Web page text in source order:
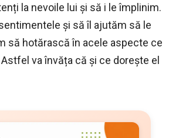
la nevoile lui și să i le împlinim.
și să îl ajutăm să le
să hotărască în acele aspecte ce
va învăța că și ce dorește el